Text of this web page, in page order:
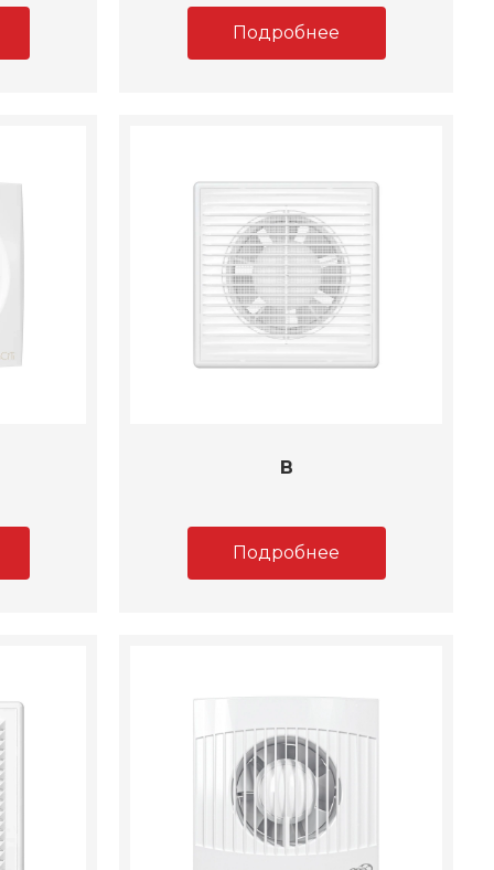
Подробнее
B
Подробнее